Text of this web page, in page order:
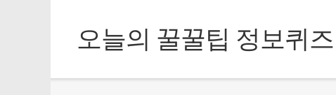
content오늘의 꿀꿀팁 정보퀴즈